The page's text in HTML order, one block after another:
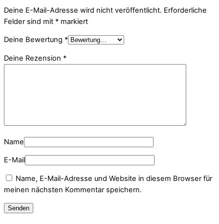
Deine E-Mail-Adresse wird nicht veröffentlicht. Erforderliche
Felder sind mit * markiert
Deine Bewertung *
Deine Rezension *
Name
E-Mail
Name, E-Mail-Adresse und Website in diesem Browser für
meinen nächsten Kommentar speichern.